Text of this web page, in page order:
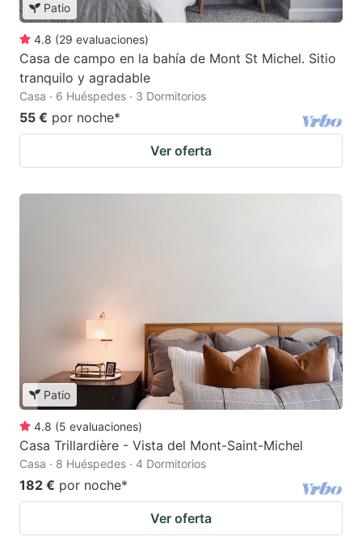
Patio
4.8 (29 evaluaciones)
Casa de campo en la bahía de Mont St Michel. Sitio
tranquilo y agradable
Casa · 6 Huéspedes · 3 Dormitorios
55 € por noche*
Ver oferta
Patio
4.8 (5 evaluaciones)
Casa Trillardière - Vista del Mont-Saint-Michel
Casa · 8 Huéspedes · 4 Dormitorios
182 € por noche*
Ver oferta